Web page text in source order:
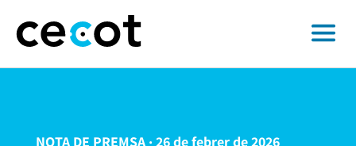
NOTA DE PREMSA · 26 de febrer de 2026